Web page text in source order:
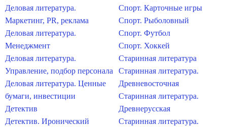
Деловая литература.
Маркетинг, PR, реклама
Деловая литература.
Менеджмент
Деловая литература.
Управление, подбор персонала
Деловая литература. Ценные
бумаги, инвестиции
Детектив
Детектив. Иронический
Спорт. Карточные игры
Спорт. Рыболовный
Спорт. Футбол
Спорт. Хоккей
Старинная литература
Старинная литература.
Древневосточная
Старинная литература.
Древнерусская
Старинная литература.